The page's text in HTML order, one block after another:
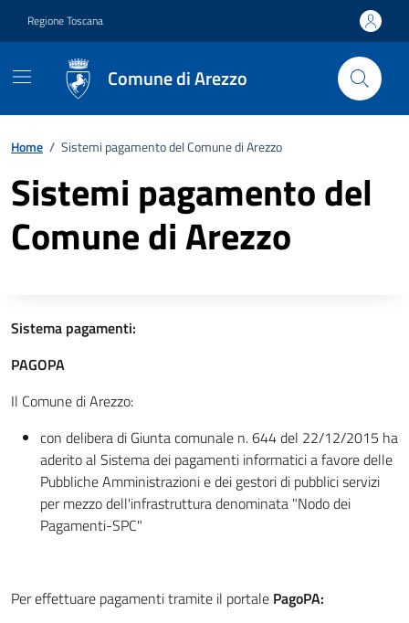
Regione Toscana
Comune di Arezzo
Home / Sistemi pagamento del Comune di Arezzo
Sistemi pagamento del
Comune di Arezzo
Descrizione completa
Sistema pagamenti:
PAGOPA
Il Comune di Arezzo:
con delibera di Giunta comunale n. 644 del 22/12/2015 ha
aderito al Sistema dei pagamenti informatici a favore delle
Pubbliche Amministrazioni e dei gestori di pubblici servizi
per mezzo dell'infrastruttura denominata "Nodo dei
Pagamenti-SPC"
Per effettuare pagamenti tramite il portale PagoPA: